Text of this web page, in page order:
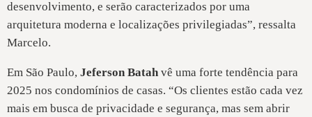
desenvolvimento, e serão caracterizados por uma
arquitetura moderna e localizações privilegiadas”, ressalta
Marcelo.
Em São Paulo, Jeferson Batah vê uma forte tendência para
2025 nos condomínios de casas. “Os clientes estão cada vez
mais em busca de privacidade e segurança, mas sem abrir